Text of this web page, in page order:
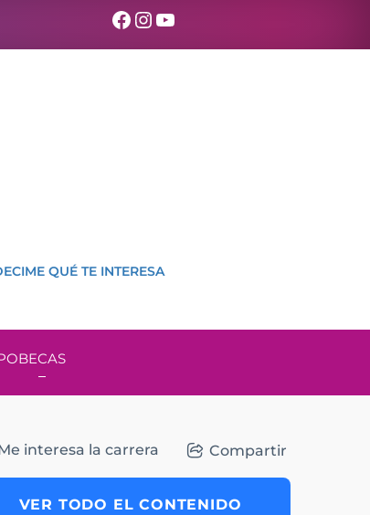
Facebook
Instagram
YouTube
QUÉ TE INTERESA
BECAS
interesa la carrera Compartir
VER TODO EL CONTENIDO